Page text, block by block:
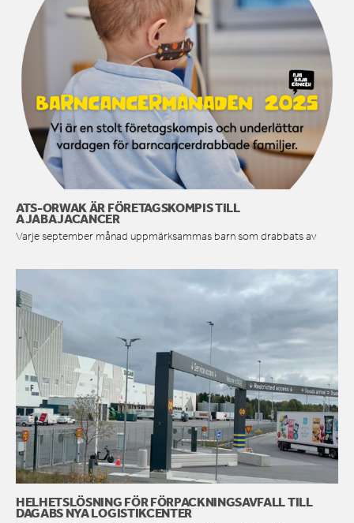
ATS-ORWAK ÄR FÖRETAGSKOMPIS TILL
AJABAJACANCER
Varje september månad uppmärksammas barn som drabbats av
HELHETSLÖSNING FÖR FÖRPACKNINGSAVFALL TILL
DAGABS NYA LOGISTIKCENTER